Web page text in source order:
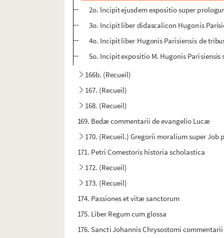
2o. lncipit ejusdem expositio super
3o. Incipit liber didascalicon Hugonis
4o. Incipit liber Hugonis Parisiensis de
5o. Incipit expositio M. Hugonis
166b. (Recueil)
167. (Recueil)
168. (Recueil)
169. Bedæ commentarii de evangelio Lucæ
170. (Recueil.) Gregorii moralium super Job
171. Petri Comestoris historia scholastica
172. (Recueil)
173. (Recueil)
174. Passiones et vitæ sanctorum
175. Liber Regum cum glossa
176. Sancti Johannis Chrysostomi